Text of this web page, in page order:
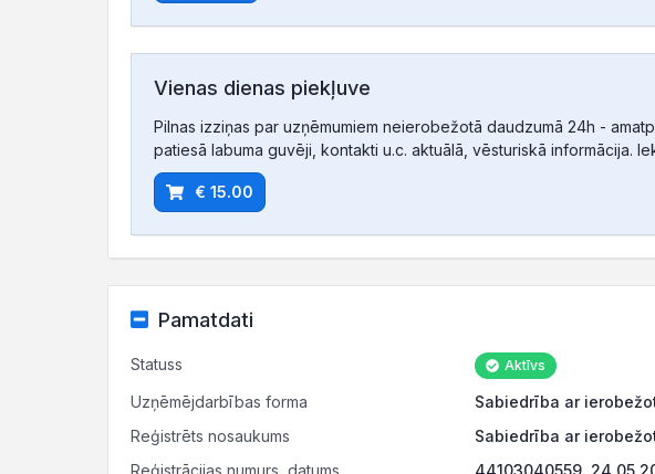
Vienas dienas piekļuve
Pilnas izziņas par uzņēmumiem neierobežotā daudzumā 24h -
patiesā labuma guvēji, kontakti u.c. aktuālā, vēsturiskā informācija.
€ 15.00
Pamatdati
Statuss Aktīvs
Uzņēmējdarbības forma
Sabiedrība ar
Reģistrēts nosaukums
Sabiedrība ar
Reģistrācijas numurs, datums
44103040559,